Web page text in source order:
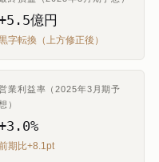
億円
字転換（上方修正後）
業利益率（2025年3月期予
）
期比+8.1pt